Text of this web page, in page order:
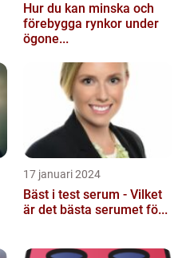
Hur du kan minska och
förebygga rynkor under
ögone...
17 januari 2024
Bäst i test serum - Vilket
är det bästa serumet fö...